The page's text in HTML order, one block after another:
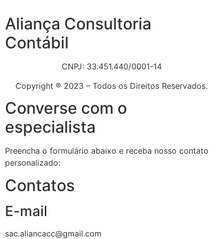
Aliança Consultoria
Contábil
CNPJ: 33.451.440/0001-14
Copyright ® 2023 – Todos os Direitos Reservados.
Converse com o
especialista
Preencha o formulário abaixo e receba nosso contato
personalizado:
Contatos
E-mail
sac.aliancacc@gmail.com